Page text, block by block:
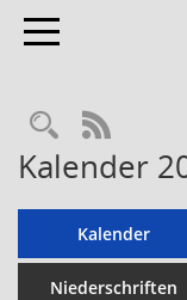
Toggle navigation
RSS-
Kalender
Kalender
Niederschriften